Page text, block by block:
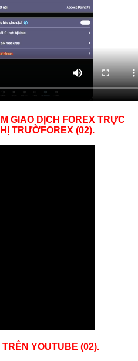
GIAO DỊCH FOREX TRỰC
TRƯỜFOREX (02).
YOUTUBE (02).